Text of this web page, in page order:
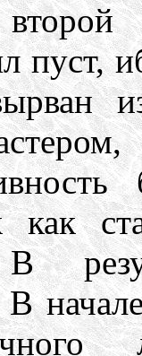
пуст,
как
В
В